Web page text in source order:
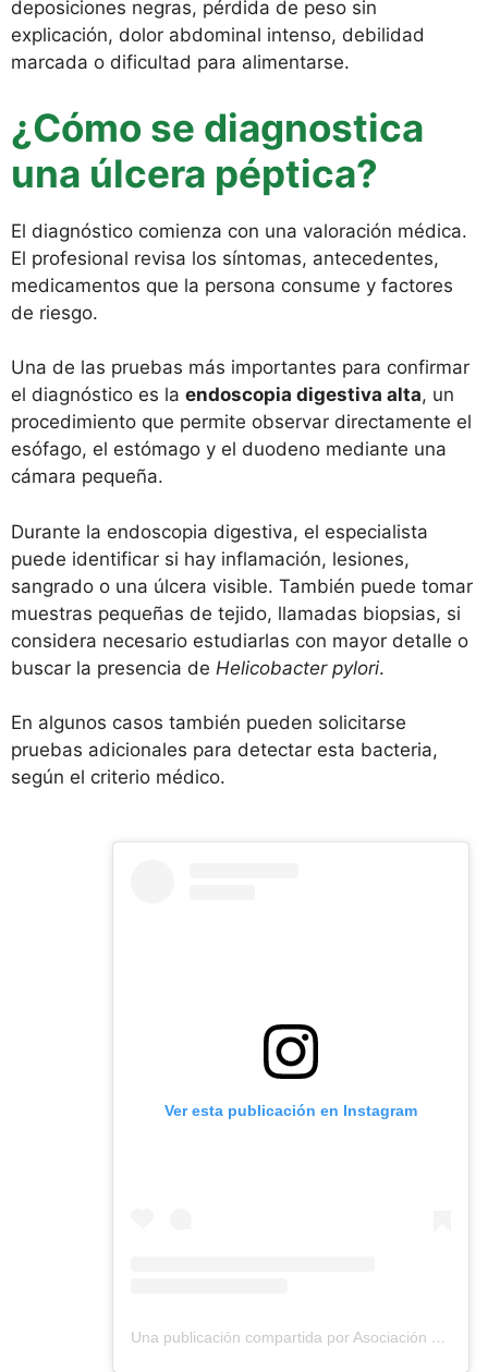
deposiciones negras, pérdida de peso sin
explicación, dolor abdominal intenso, debilidad
marcada o dificultad para alimentarse.
¿Cómo se diagnostica
una úlcera péptica?
El diagnóstico comienza con una valoración médica.
El profesional revisa los síntomas, antecedentes,
medicamentos que la persona consume y factores
de riesgo.
Una de las pruebas más importantes para confirmar
el diagnóstico es la endoscopia digestiva alta, un
procedimiento que permite observar directamente el
esófago, el estómago y el duodeno mediante una
cámara pequeña.
Durante la endoscopia digestiva, el especialista
puede identificar si hay inflamación, lesiones,
sangrado o una úlcera visible. También puede tomar
muestras pequeñas de tejido, llamadas biopsias, si
considera necesario estudiarlas con mayor detalle o
buscar la presencia de Helicobacter pylori.
En algunos casos también pueden solicitarse
pruebas adicionales para detectar esta bacteria,
según el criterio médico.
Ver esta publicación en Instagram
Una publicación compartida por Asociación Colombiana de Endoscopia Digestiva (@aced1970)